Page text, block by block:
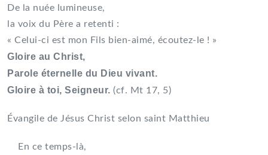
De la nuée lumineuse,
la voix du Père a retenti :
« Celui-ci est mon Fils bien-aimé, écoutez-le ! »
Gloire au Christ,
Parole éternelle du Dieu vivant.
Gloire à toi, Seigneur. (cf. Mt 17, 5)
Évangile de Jésus Christ selon saint Matthieu
En ce temps-là,